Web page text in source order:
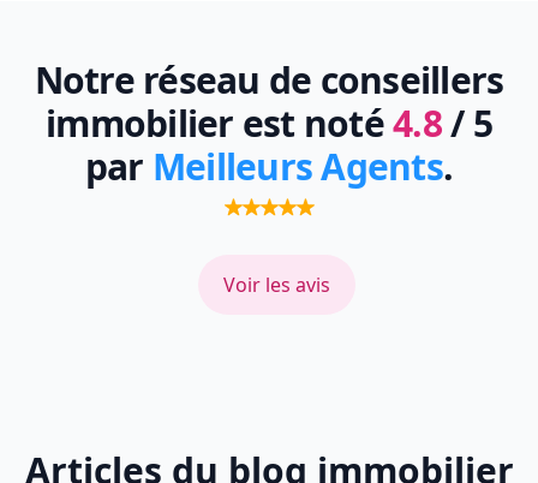
Notre réseau de conseillers
immobilier est noté4.8/ 5
par Meilleurs Agents.
Voir les avis
Articles du blog immobilier